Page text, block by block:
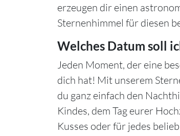
erzeugen dir einen
Sternenhimmel für diesen
Welches Datum soll
Jeden Moment, der eine
dich hat! Mit unserem
du ganz einfach den
Kindes, dem Tag eurer
Kusses oder für jedes